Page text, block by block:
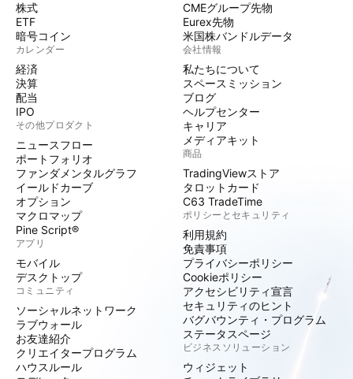
株式
ETF
暗号コイン
カレンダー
経済
決算
配当
IPO
その他プロダクト
ニュースフロー
ポートフォリオ
ファンダメンタルグラフ
イールドカーブ
オプション
マクロマップ
Pine Script®
アプリ
モバイル
デスクトップ
コミュニティ
ソーシャルネットワーク
ラブウォール
お友達紹介
クリエイタープログラム
ハウスルール
CMEグループ先物
Eurex先物
米国株バンドルデータ
会社情報
私たちについて
スペースミッション
ブログ
ヘルプセンター
キャリア
メディアキット
商品
TradingViewストア
タロットカード
C63 TradeTime
ポリシーとセキュリティ
利用規約
免責事項
プライバシーポリシー
Cookieポリシー
アクセシビリティ宣言
セキュリティのヒント
バグバウンティ・プログラム
ステータスページ
ビジネスソリューション
ウィジェット